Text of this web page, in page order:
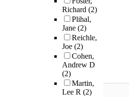
Richard (2)
Plihal,
Jane (2)
Reichle,
Joe (2)
Cohen,
Andrew D
(2)
Martin,
Lee R (2)